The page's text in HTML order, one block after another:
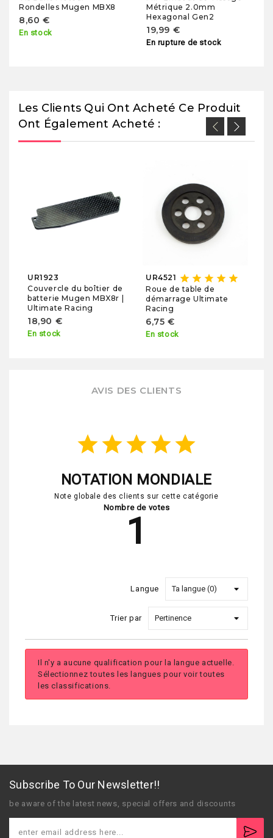
Rondelles Mugen MBX8
8,60 €
En stock
Métrique 2.0mm
Hexagonal Gen2
19,99 €
En rupture de stock
Les Clients Qui Ont Acheté Ce Produit
Ont Également Acheté :
UR1923
Couvercle du boîtier de
batterie Mugen MBX8r |
Ultimate Racing
18,90 €
En stock
UR4521 star star star star star
Roue de table de
démarrage Ultimate
Racing
6,75 €
En stock
AVIS DES CLIENTS
starstarstarstarstar
NOTATION MONDIALE
Note globale des clients sur cette catégorie
Nombre de votes
1
Langue
Trier par
Il n'y a aucune qualification pour la langue actuelle.
Sélectionnez toutes les langues pour voir toutes
les classifications.
Subscribe To Our Newsletter!!
be aware of the latest news, special offers and discounts